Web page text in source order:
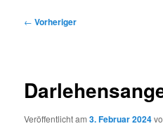
Technologie
Beitragsnavigation
← Vorheriger
Veröffentlicht am3. Februar 2024